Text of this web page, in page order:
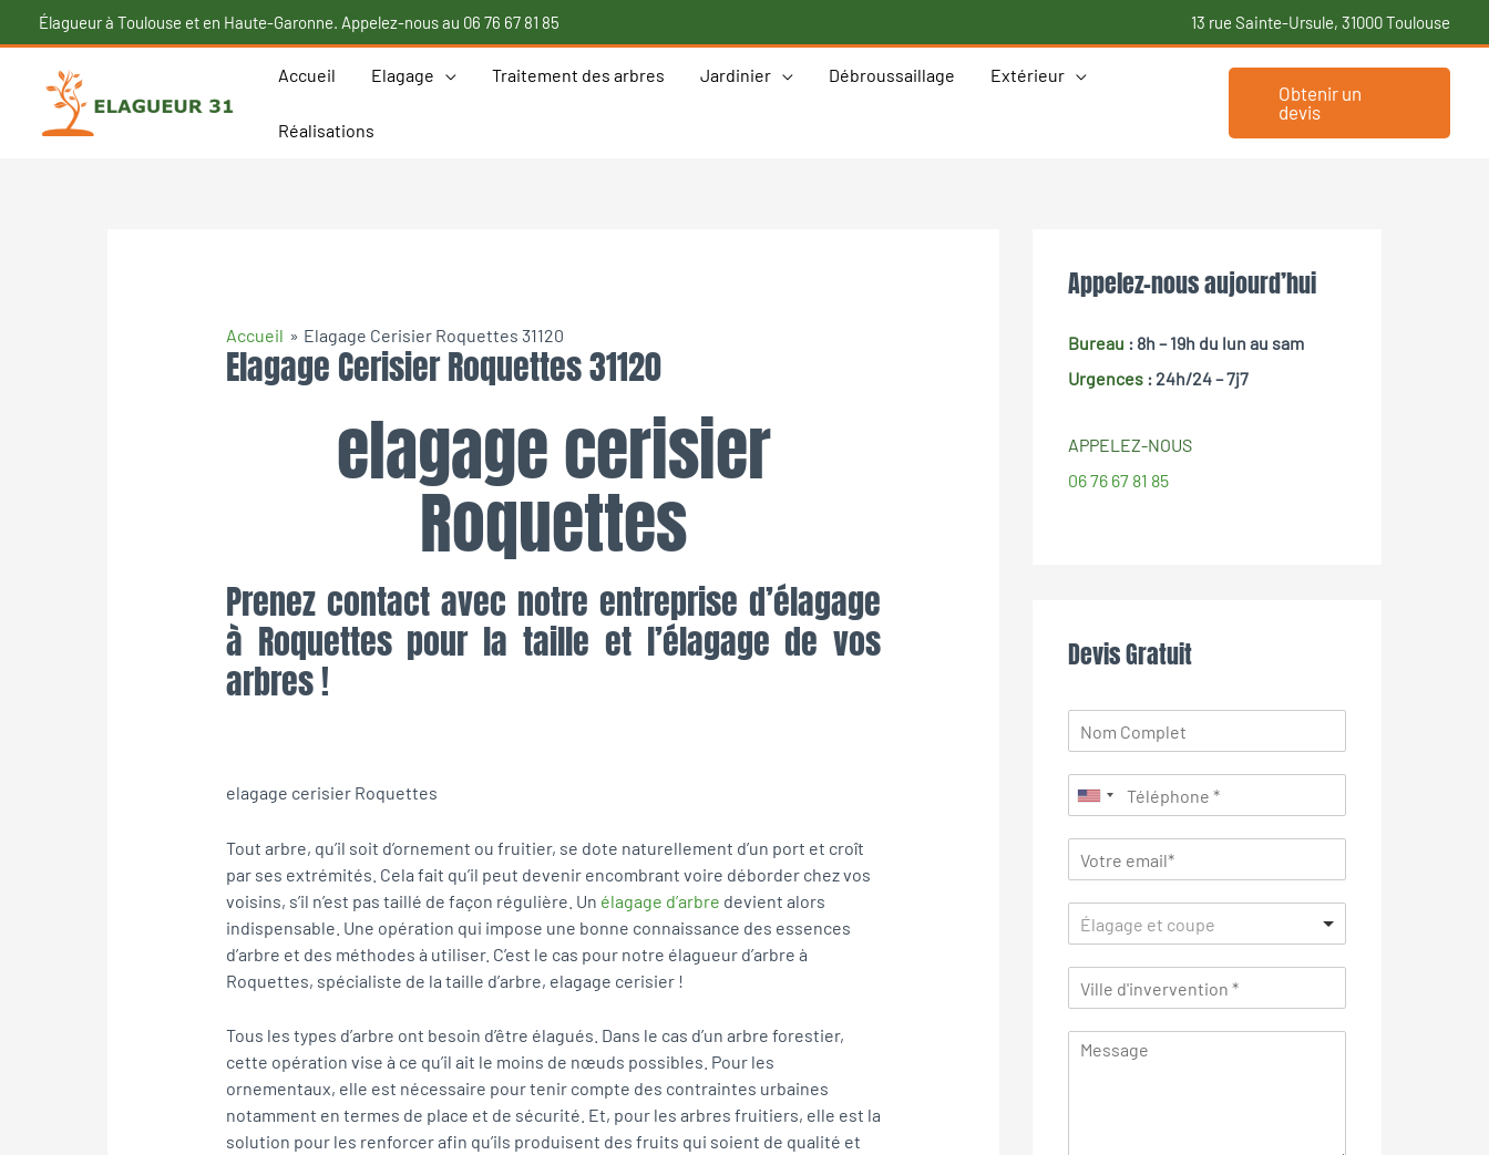
Élagueur à Toulouse et en Haute-Garonne. Appelez-nous au 06 76 67 81 85 13 rue Sainte-Ursule, 31000 Toulouse
Accueil Elagage Traitement des arbres Jardinier Débroussaillage Extérieur
Réalisations
Obtenir un
devis
Accueil Elagage Cerisier Roquettes 31120
Elagage Cerisier Roquettes 31120
elagage cerisier
Roquettes
Prenez contact avec notre entreprise d’élagage
à Roquettes pour la taille et l’élagage de vos
arbres !
elagage cerisier Roquettes
Tout arbre, qu’il soit d’ornement ou fruitier, se dote naturellement d’un port et croît
par ses extrémités. Cela fait qu’il peut devenir encombrant voire déborder chez vos
voisins, s’il n’est pas taillé de façon régulière. Un élagage d’arbre devient alors
indispensable. Une opération qui impose une bonne connaissance des essences
d’arbre et des méthodes à utiliser. C’est le cas pour notre élagueur d’arbre à
Roquettes, spécialiste de la taille d’arbre, elagage cerisier !
Tous les types d’arbre ont besoin d’être élagués. Dans le cas d’un arbre forestier,
cette opération vise à ce qu’il ait le moins de nœuds possibles. Pour les
ornementaux, elle est nécessaire pour tenir compte des contraintes urbaines
notamment en termes de place et de sécurité. Et, pour les arbres fruitiers, elle est la
solution pour les renforcer afin qu’ils produisent des fruits qui soient de qualité et
Appelez-nous aujourd’hui
Bureau : 8h – 19h du lun au sam
Urgences : 24h/24 – 7j7
APPELEZ-NOUS
06 76 67 81 85
Devis Gratuit
Élagage et coupe